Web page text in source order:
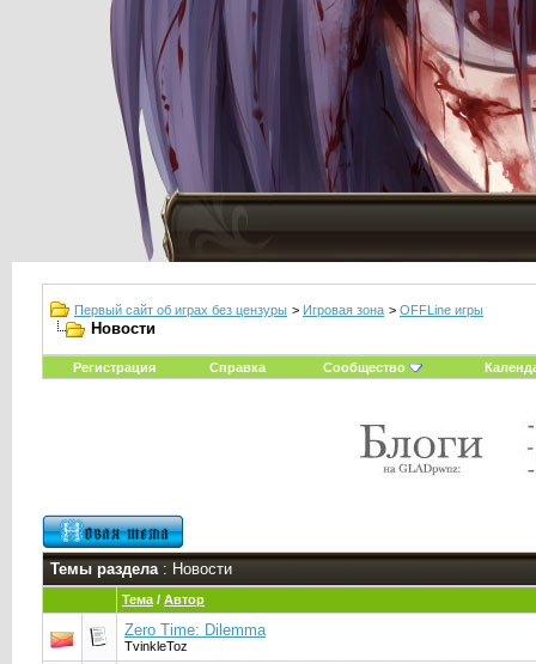
Первый сайт об играх без цензуры > Игровая зона > OFFLine игры
Новости
Регистрация Справка Сообщество
Темы раздела: Новости
Тема/ Автор
Zero Time: Dilemma
TvinkleToz